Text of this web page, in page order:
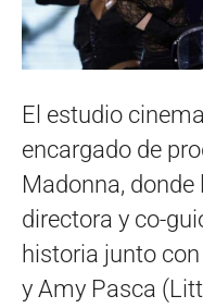
El estudio
encargado de
Madonna,
directora y co-
historia junto
y Amy Pasca